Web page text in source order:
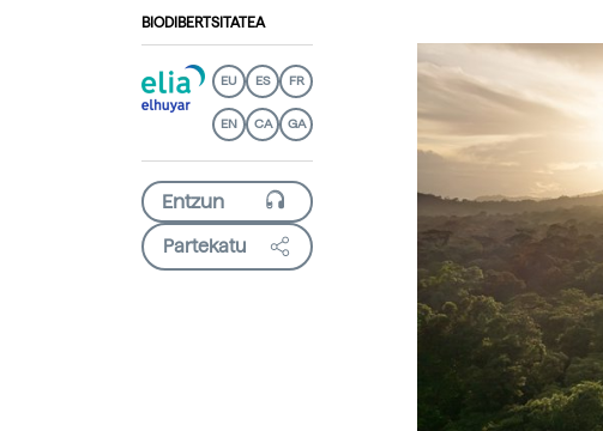
BIODIBERTSITATEA
EU ES FR
EN CA GA
Partekatu